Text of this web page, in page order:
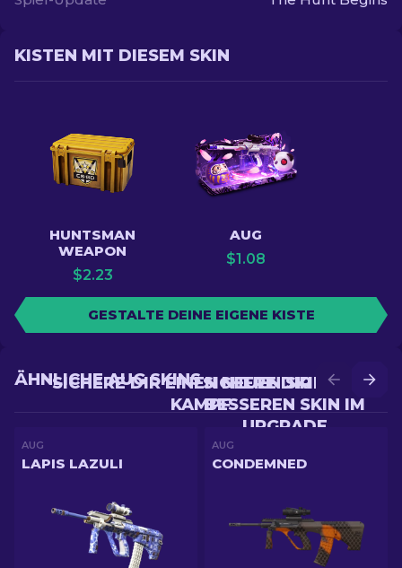
KISTEN MIT DIESEM SKIN
HUNTSMAN
WEAPON
$2.23
AUG
$1.08
GESTALTE DEINE EIGENE KISTE
SICHERE DIR EINEN
BESSEREN SKIN IM
UPGRADE
SICHERE DIR EINEN NEUEN SKIN IM
KAMPF
ÄHNLICHE AUG SKINS
AUG
LAPIS LAZULI
AUG
CONDEMNED